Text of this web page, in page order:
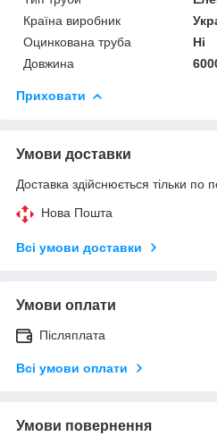
Країна виробник
Оцинкована труба
Ні
Довжина
Приховати
Умови доставки
Доставка здійснюється тільки по
Нова Пошта
Всі умови доставки
Умови оплати
Післяплата
Всі умови оплати
Умови повернення